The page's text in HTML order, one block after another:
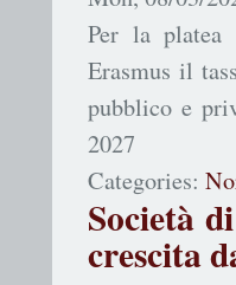
Per la platea
Erasmus il
pubblico e
2027
Categories:
Società
crescita